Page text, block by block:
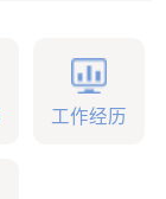
工作经历